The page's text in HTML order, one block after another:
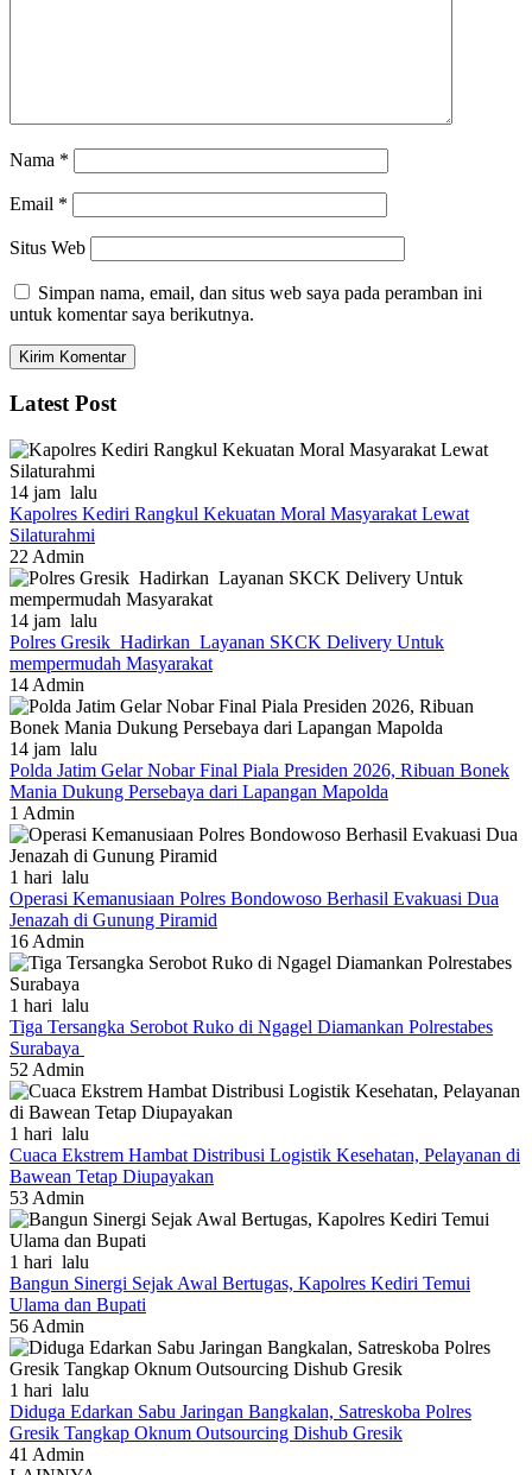
Nama *
Email *
Situs Web
Simpan nama, email, dan situs web saya pada peramban ini
untuk komentar saya berikutnya.
Latest Post
14 jam lalu
Kapolres Kediri Rangkul Kekuatan Moral Masyarakat Lewat
Silaturahmi
22 Admin
14 jam lalu
Polres Gresik Hadirkan Layanan SKCK Delivery Untuk
mempermudah Masyarakat
14 Admin
14 jam lalu
Polda Jatim Gelar Nobar Final Piala Presiden 2026, Ribuan Bonek
Mania Dukung Persebaya dari Lapangan Mapolda
1 Admin
1 hari lalu
Operasi Kemanusiaan Polres Bondowoso Berhasil Evakuasi Dua
Jenazah di Gunung Piramid
16 Admin
1 hari lalu
Tiga Tersangka Serobot Ruko di Ngagel Diamankan Polrestabes
Surabaya
52 Admin
1 hari lalu
Cuaca Ekstrem Hambat Distribusi Logistik Kesehatan, Pelayanan di
Bawean Tetap Diupayakan
53 Admin
1 hari lalu
Bangun Sinergi Sejak Awal Bertugas, Kapolres Kediri Temui
Ulama dan Bupati
56 Admin
1 hari lalu
Diduga Edarkan Sabu Jaringan Bangkalan, Satreskoba Polres
Gresik Tangkap Oknum Outsourcing Dishub Gresik
41 Admin